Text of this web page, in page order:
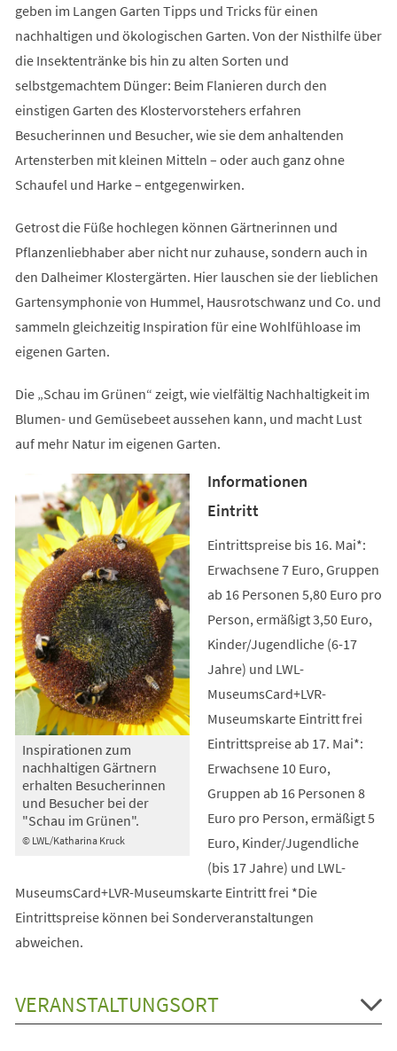
geben im Langen Garten Tipps und Tricks für einen
nachhaltigen und ökologischen Garten. Von der Nisthilfe über
die Insektentränke bis hin zu alten Sorten und
selbstgemachtem Dünger: Beim Flanieren durch den
einstigen Garten des Klostervorstehers erfahren
Besucherinnen und Besucher, wie sie dem anhaltenden
Artensterben mit kleinen Mitteln – oder auch ganz ohne
Schaufel und Harke – entgegenwirken.
Getrost die Füße hochlegen können Gärtnerinnen und
Pflanzenliebhaber aber nicht nur zuhause, sondern auch in
den Dalheimer Klostergärten. Hier lauschen sie der lieblichen
Gartensymphonie von Hummel, Hausrotschwanz und Co. und
sammeln gleichzeitig Inspiration für eine Wohlfühloase im
eigenen Garten.
Die „Schau im Grünen“ zeigt, wie vielfältig Nachhaltigkeit im
Blumen- und Gemüsebeet aussehen kann, und macht Lust
auf mehr Natur im eigenen Garten.
© LWL/Katharina Kruck
Inspirationen zum
nachhaltigen Gärtnern
erhalten Besucherinnen
und Besucher bei der
"Schau im Grünen".
Informationen
Eintritt
Eintrittspreise bis 16. Mai*:
Erwachsene 7 Euro, Gruppen
ab 16 Personen 5,80 Euro pro
Person, ermäßigt 3,50 Euro,
Kinder/Jugendliche (6-17
Jahre) und LWL-
MuseumsCard+LVR-
Museumskarte Eintritt frei
Eintrittspreise ab 17. Mai*:
Erwachsene 10 Euro,
Gruppen ab 16 Personen 8
Euro pro Person, ermäßigt 5
Euro, Kinder/Jugendliche
(bis 17 Jahre) und LWL-
MuseumsCard+LVR-Museumskarte Eintritt frei *Die
Eintrittspreise können bei Sonderveranstaltungen
abweichen.
VERANSTALTUNGSORT